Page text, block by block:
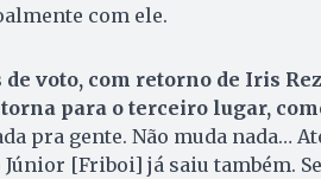
com ele.
de voto, com retorno de Iris
para o terceiro lugar,
pra gente. Não muda nada…
Júnior [Friboi] já saiu também.